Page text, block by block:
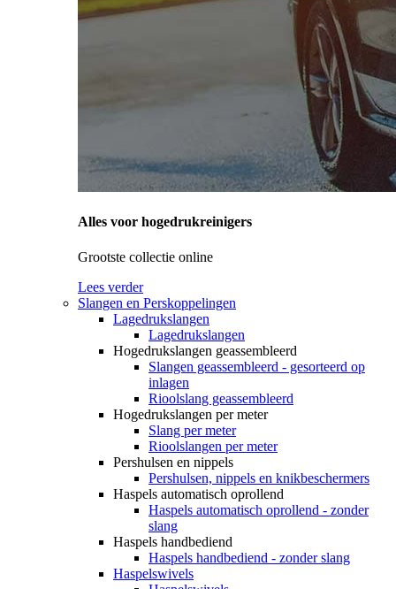
Alles voor hogedrukreinigers
Grootste collectie online
Lees verder
Slangen en Perskoppelingen
Lagedrukslangen
Lagedrukslangen
Hogedrukslangen geassembleerd
Slangen geassembleerd - gesorteerd op
inlagen
Rioolslang geassembleerd
Hogedrukslangen per meter
Slang per meter
Rioolslangen per meter
Pershulsen en nippels
Pershulsen, nippels en knikbeschermers
Haspels automatisch oprollend
Haspels automatisch oprollend - zonder
slang
Haspels handbediend
Haspels handbediend - zonder slang
Haspelswivels